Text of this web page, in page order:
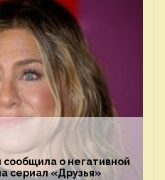
о негативной
сериал «Друзья»